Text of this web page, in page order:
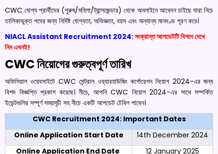
CWC যোগ্য প্রার্থীদের (পুরুষ/মহিলা/ট্রান্সজেন্ডার) থেকে অনলাইনে আবেদন চাইছে যারা নিচে
তালিকাভুক্ত পদের জন্য নির্দিষ্ট যোগ্যতা, অভিজ্ঞতা, বয়স এবং অন্যান্য মানদণ্ড পূরণ করে।
NIACL Assistant Recruitment 2024: সংক্রান্ত আপডেটটি বিশদে দেখে
নিন এখনই!
CWC নিয়োগের গুরুত্বপূর্ণ তারিখ
অফিসিয়াল ওয়েবসাইটে CWC সেন্ট্রাল ওয়্যারহাউজিং কর্পোরেশন নিয়োগ 2024-এর জন্য
বিশদ বিজ্ঞপ্তি প্রকাশ করেছে। নীচে, আপনি CWC নিয়োগ 2024-এর সাথে সম্পর্কিত
ইভেন্টগুলির সম্পূর্ণ সময়সূচী সহ নীচে একটি আপডেট টেবিল পাবেন।
CWC Recruitment 2024: Important Dates
Online Application Start Date
14th December 2024
Online Application End Date
12 January 2025